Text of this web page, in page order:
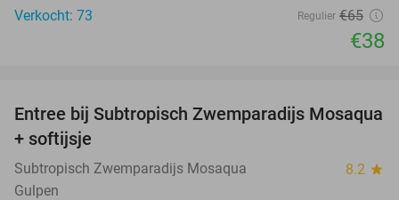
Verkocht: 73
Regulier €65
€38
25%
Entree bij Subtropisch Zwemparadijs Mosaqua
+ softijsje
Subtropisch Zwemparadijs Mosaqua 8.2 star
Gulpen